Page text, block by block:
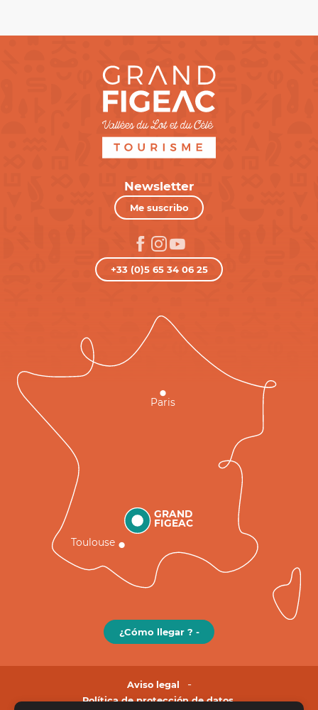
Newsletter
Me suscribo
+33 (0)5 65 34 06 25
GRAND
FIGEAC
Toulouse
Paris
¿Cómo llegar ? -
Aviso legal
Política de protección de datos.